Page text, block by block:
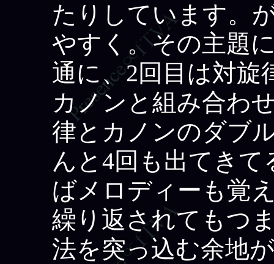
たりしています。
やすく。その主題
通に、2回目は対旋
カノンと組み合わ
律とカノンのダブ
んと4回も出てき
ばメロディーも覚
繰り返されてもつ
法を突っ込む余地